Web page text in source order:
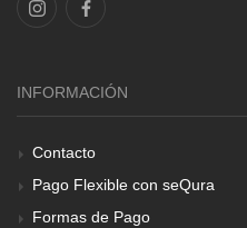
INFORMACIÓN
Contacto
Pago Flexible con seQura
Formas de Pago